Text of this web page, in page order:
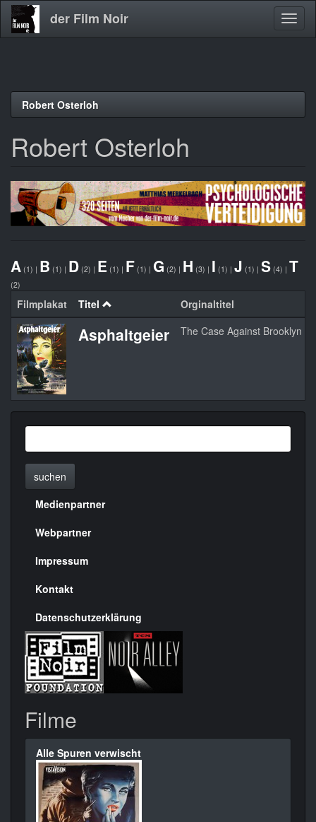
Direkt
der Film Noir
Robert Osterloh
Robert Osterloh
A (1) | B (1) | D (2) | E (1) | F (1) | G (2) | H (3) | I (1) | J (1) | S (4) | T
(2)
Filmplakat Titel Orginaltitel
Asphaltgeier The Case Against Brooklyn
suchen
Menülinks
rechte
Seite
Medienpartner
Webpartner
Impressum
Kontakt
Datenschutzerklärung
Filme
Alle Spuren verwischt